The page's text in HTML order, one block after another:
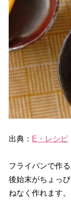
出典： E・レシピ
フライパンで作
後始末がちょっ
ねなく作れます